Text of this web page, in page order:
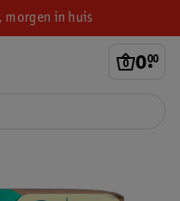
morgen in huis
0.
00